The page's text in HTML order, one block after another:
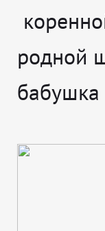
родной